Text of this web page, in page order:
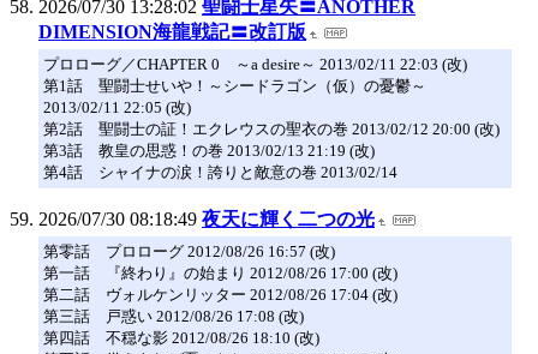
2026/07/30 13:28:02 聖闘士星矢〓ANOTHER
DIMENSION海龍戦記〓改訂版
プロローグ／CHAPTER 0 ～a desire～ 2013/02/11 22:03 (改)
第1話 聖闘士せいや！～シードラゴン（仮）の憂鬱～
2013/02/11 22:05 (改)
第2話 聖闘士の証！エクレウスの聖衣の巻 2013/02/12 20:00 (改)
第3話 教皇の思惑！の巻 2013/02/13 21:19 (改)
第4話 シャイナの涙！誇りと敵意の巻 2013/02/14
2026/07/30 08:18:49 夜天に輝く二つの光
第零話 プロローグ 2012/08/26 16:57 (改)
第一話 『終わり』の始まり 2012/08/26 17:00 (改)
第二話 ヴォルケンリッター 2012/08/26 17:04 (改)
第三話 戸惑い 2012/08/26 17:08 (改)
第四話 不穏な影 2012/08/26 18:10 (改)